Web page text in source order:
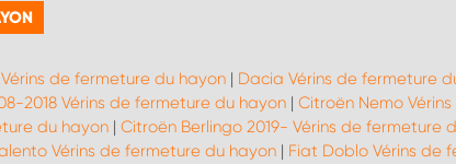
de fermeture du hayon | Dacia Vérins de fermeture
2018 Vérins de fermeture du hayon| Citroën Nemo
du hayon| Citroën Berlingo 2019- Vérins de fermeture
Vérins de fermeture du hayon| Fiat Doblo Vérins de